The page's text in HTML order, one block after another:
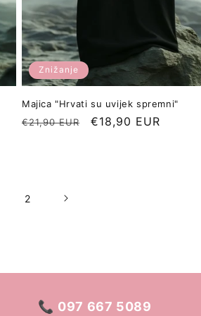
Znižanje
Majica "Hrvati su uvijek spremni"
Redna
€21,90 EUR
Znižana
€18,90 EUR
2
📞 097 667 5089